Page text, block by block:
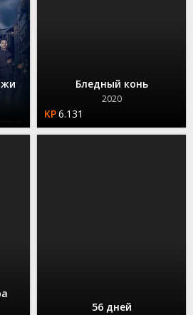
Бледный конь
2020
6.131
56 дней